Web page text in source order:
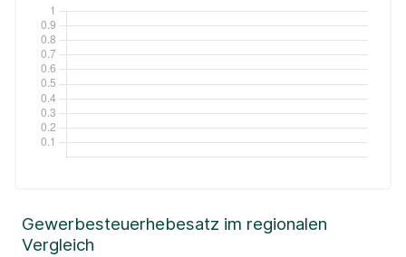
Gewerbesteuerhebesatz im regionalen
Vergleich